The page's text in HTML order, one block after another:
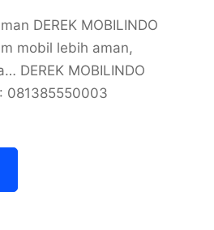
DEREK MOBILINDO
mobil lebih aman,
DEREK MOBILINDO
081385550003